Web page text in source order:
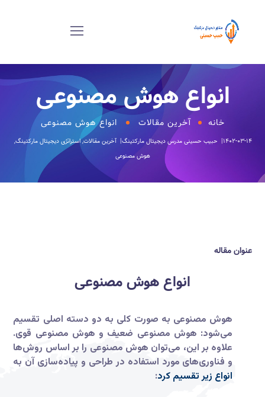
انواع هوش مصنوعی‎‎
خانه آخرین مقالات انواع هوش مصنوعی‎‎
۱۴۰۲-۰۳-۱۴ حبیب حسینیمدرس دیجیتال مارکتینگ آخرین مقالات,استراتژی دیجیتال مارکتینگ,
هوش مصنوعی
عنوان مقاله
انواع هوش مصنوعی‎‎
هوش مصنوعی به صورت کلی به دو دسته اصلی تقسیم
می‌شود: هوش مصنوعی ضعیف و هوش مصنوعی قوی.
علاوه بر این، می‌توان هوش مصنوعی را بر اساس روش‌ها
و فناوری‌های مورد استفاده در طراحی و پیاده‌سازی آن به
انواع زیر تقسیم کرد: